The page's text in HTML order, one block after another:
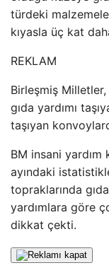
türdeki
kıyasla üç kat
REKLAM
Birleşmiş Milletler,
gıda yardımı
taşıyan
BM insani
ayındaki
topraklarında
yardımlara göre
dikkat çekti.